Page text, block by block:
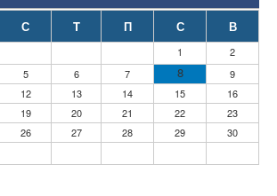
С T П С В
1
2
5 6 7 8
9
12 13 14 15
16
19 20 21 22
23
26 27 28 29
30